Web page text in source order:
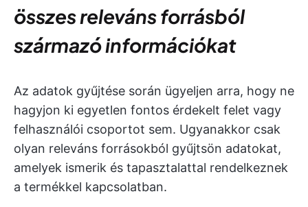
összes releváns forrásból
származó információkat
Az adatok gyűjtése során ügyeljen arra, hogy ne
hagyjon ki egyetlen fontos érdekelt felet vagy
felhasználói csoportot sem. Ugyanakkor csak
olyan releváns forrásokból gyűjtsön adatokat,
amelyek ismerik és tapasztalattal rendelkeznek
a termékkel kapcsolatban.